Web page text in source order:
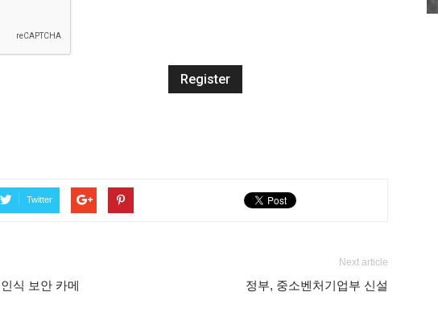
Twitter
식 보안 카메
Next article
정부, 중소벤처기업부 신설